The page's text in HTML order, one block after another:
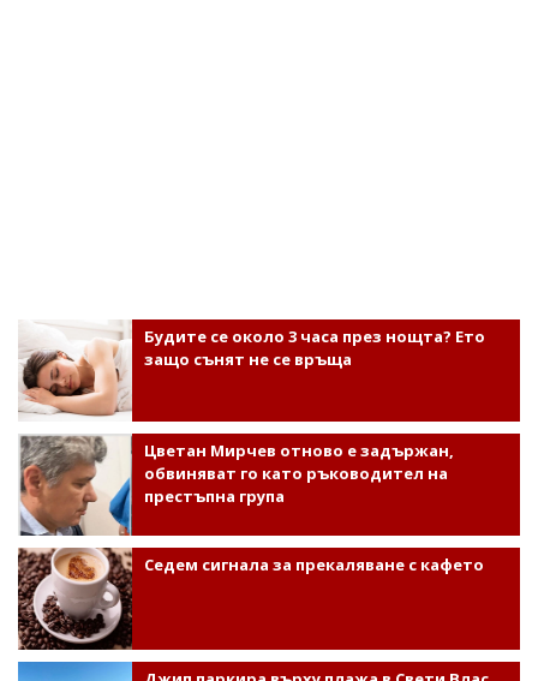
Будите се около 3 часа през нощта? Ето
защо сънят не се връща
Цветан Мирчев отново е задържан,
обвиняват го като ръководител на
престъпна група
Седем сигнала за прекаляване с кафето